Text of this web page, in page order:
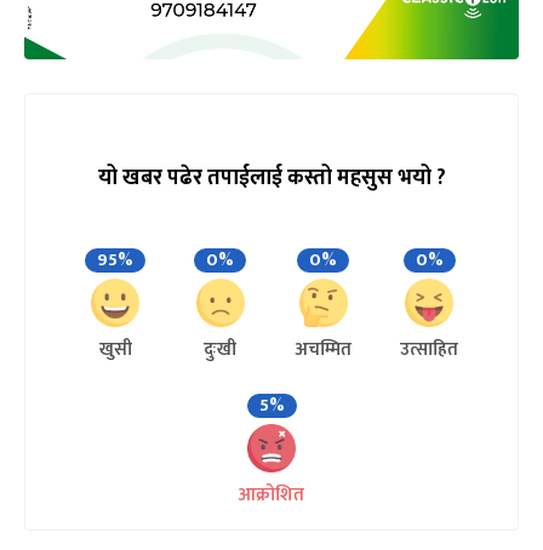
यो खबर पढेर तपाईलाई कस्तो महसुस भयो ?
95%
खुसी
0%
दुःखी
0%
अचम्मित
0%
उत्साहित
5%
आक्रोशित